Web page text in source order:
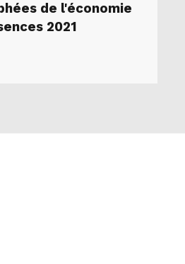
de l'économie
2021